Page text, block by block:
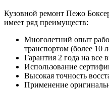
Кузовной ремонт Пежо
имеет ряд преимуществ:
Многолетний опыт
транспортом (более 10
Гарантия 2 года на все
Использование
Высокая точность
Применение